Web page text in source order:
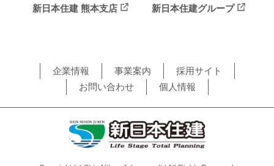
新日本住建 熊本支店 新日本住建グループ
企業情報 事業案内
採用サイト
お問い合わせ
個人情報